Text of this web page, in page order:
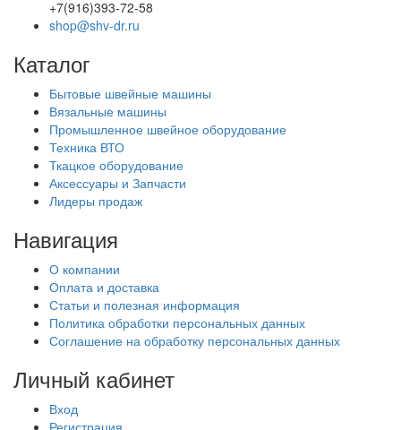
+7(916)393-72-58
shop@shv-dr.ru
Каталог
Бытовые швейные машины
Вязальные машины
Промышленное швейное оборудование
Техника ВТО
Ткацкое оборудование
Аксессуары и Запчасти
Лидеры продаж
Навигация
О компании
Оплата и доставка
Статьи и полезная информация
Политика обработки персональных данных
Соглашение на обработку персональных данных
Личный кабинет
Вход
Регистрация